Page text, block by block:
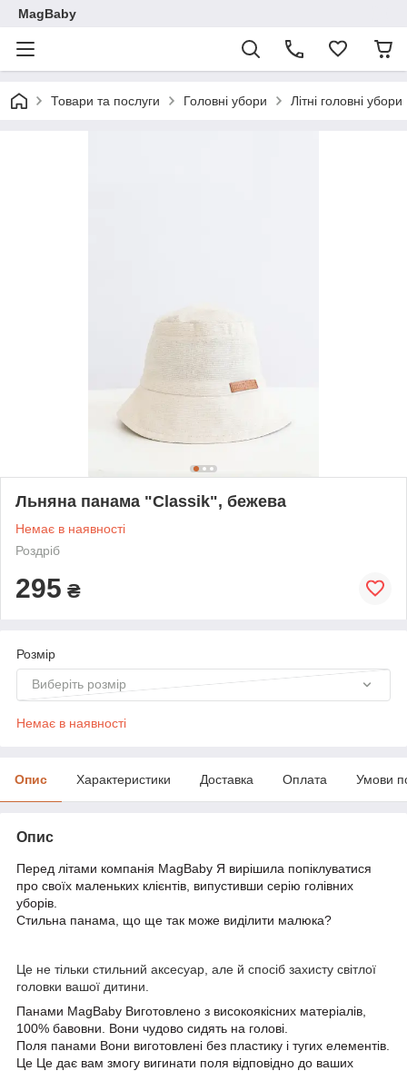
MagBaby
Товари та послуги Головні убори Літні головні убори
Льняна панама "Classik", бежева
Немає в наявності
Роздріб
295 ₴
Розмір
Виберіть розмір
Немає в наявності
Опис Характеристики Доставка Оплата Умови
Опис
Перед літами компанія MagBaby Я вирішила попіклуватися
про своїх маленьких клієнтів, випустивши серію голівних
уборів.
Стильна панама, що ще так може виділити малюка?
Це не тільки стильний аксесуар, але й спосіб захисту світлої
головки вашої дитини.
Панами MagBaby Виготовлено з високоякісних матеріалів,
100% бавовни. Вони чудово сидять на голові.
Поля панами Вони виготовлені без пластику і тугих елементів.
Це Це дає вам змогу вигинати поля відповідно до ваших